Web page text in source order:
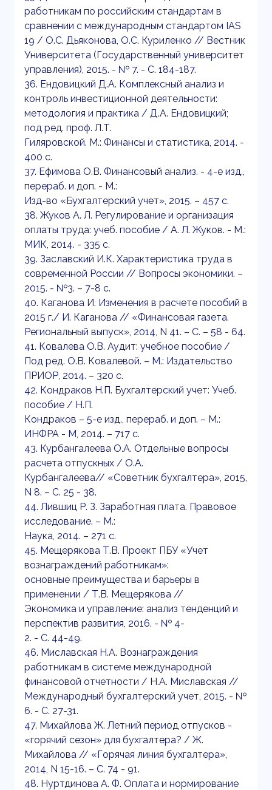
работникам по российским стандартам в
сравнении с международным стандартом IAS
19 / О.С. Дьяконова, О.С. Куриленко // Вестник
Университета (Государственный университет
управления), 2015. - № 7. - С. 184-187.
36. Ендовицкий Д.А. Комплексный анализ и
контроль инвестиционной деятельности:
методология и практика / Д.А. Ендовицкий;
под ред. проф. Л.Т.
Гиляровской. М.: Финансы и статистика, 2014. -
400 с.
37. Ефимова О.В. Финансовый анализ. - 4-е изд.,
перераб. и доп. - М.:
Изд-во «Бухгалтерский учет», 2015. – 457 с.
38. Жуков А. Л. Регулирование и организация
оплаты труда: учеб. пособие / А. Л. Жуков. - М.:
МИК, 2014. - 335 с.
39. Заславский И.К. Характеристика труда в
современной России // Вопросы экономики. –
2015. - №3. – 7-8 с.
40. Каганова И. Изменения в расчете пособий в
2015 г./ И. Каганова // «Финансовая газета.
Региональный выпуск», 2014, N 41. – С. – 58 - 64.
41. Ковалева О.В. Аудит: учебное пособие /
Под ред. О.В. Ковалевой. – М.: Издательство
ПРИОР, 2014. – 320 с.
42. Кондраков Н.П. Бухгалтерский учет: Учеб.
пособие / Н.П.
Кондраков – 5-е изд., перераб. и доп. – М.:
ИНФРА - М, 2014. – 717 с.
43. Курбангалеева О.А. Отдельные вопросы
расчета отпускных / О.А.
Курбангалеева// «Советник бухгалтера», 2015,
N 8. – С. 25 - 38.
44. Лившиц Р. З. Заработная плата. Правовое
исследование. – М.:
Наука, 2014. – 271 с.
45. Мещерякова Т.В. Проект ПБУ «Учет
вознаграждений работникам»:
основные преимущества и барьеры в
применении / Т.В. Мещерякова //
Экономика и управление: анализ тенденций и
перспектив развития, 2016. - № 4-
2. - С. 44-49.
46. Миславская Н.А. Вознаграждения
работникам в системе международной
финансовой отчетности / Н.А. Миславская //
Международный бухгалтерский учет, 2015. - №
6. - С. 27-31.
47. Михайлова Ж. Летний период отпусков -
«горячий сезон» для бухгалтера? / Ж.
Михайлова // «Горячая линия бухгалтера»,
2014, N 15-16. – С. 74 - 91.
48. Нуртдинова А. Ф. Оплата и нормирование